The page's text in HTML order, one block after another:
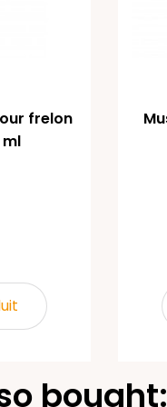
frelon
bought: